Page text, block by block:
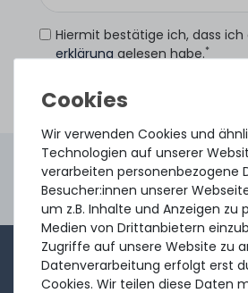
Hiermit bestätige ich, dass ich
erklärunggelesen habe.*
4.96 /5.00aus8.500
Gebraucht. Geprüft.
1-2x im Monat sendet André aus
eine kurze, knackige Mail mit
Wir verwenden Cookies und
Technologien auf unserer
verarbeiten personenbezogene
Besucher:innen unserer
um z.B. Inhalte und Anzeigen zu
Medien von Drittanbietern
Zugriffe auf unsere Website zu
Datenverarbeitung erfolgt erst
Cookies. Wir teilen diese Daten